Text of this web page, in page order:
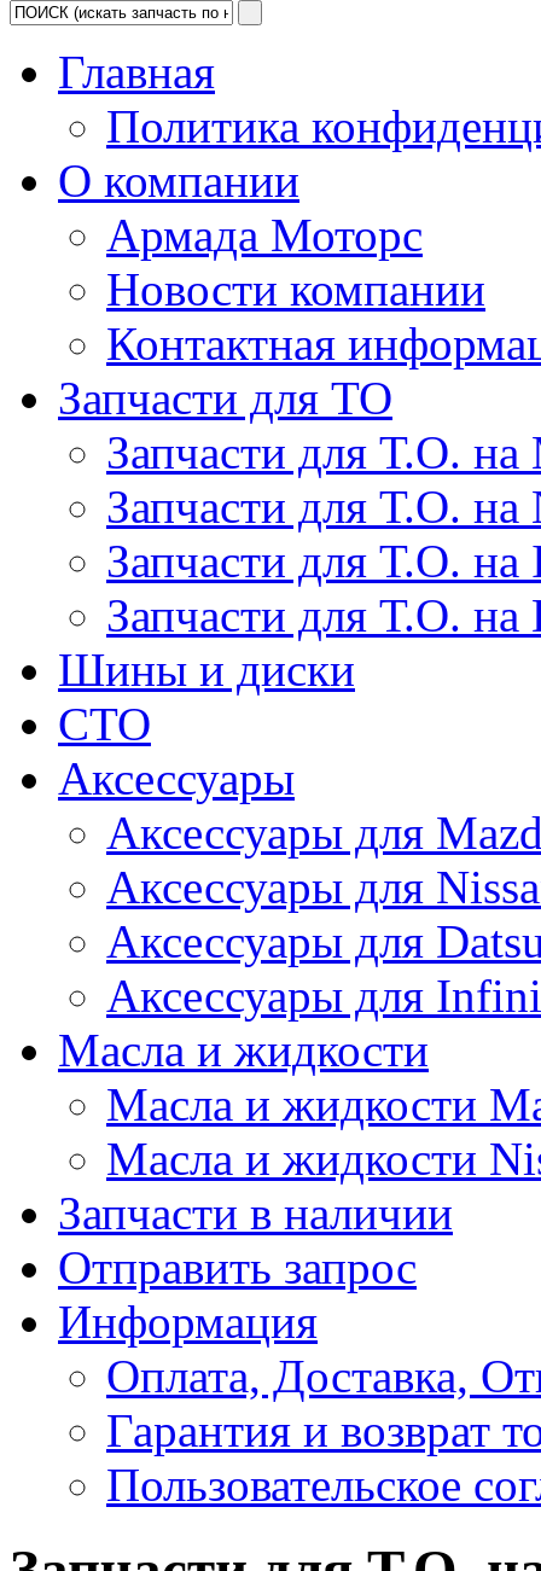
Главная
Политика
О компании
Армада Моторс
Новости компании
Контактная
Запчасти для ТО
Запчасти для Т.О. на
Запчасти для Т.О. на
Запчасти для Т.О.
Запчасти для Т.О. на
Шины и диски
СТО
Аксессуары
Аксессуары для
Аксессуары для
Аксессуары для
Аксессуары для
Масла и жидкости
Масла и жидкости
Масла и жидкости
Запчасти в наличии
Отправить запрос
Информация
Оплата, Доставка,
Гарантия и возврат
Пользовательское